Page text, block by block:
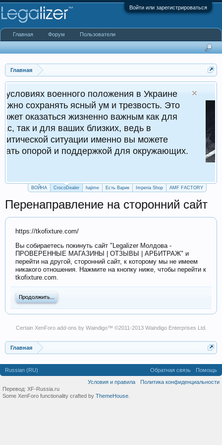
Войти или зарегистрироваться
Главная
положения в Украине
ум и трезвость. Это
важным как для
близких, ведь в
именно вы можете
для окружающих.
ВОЙНА CrocoDealer hajime Есть Варик Imperia Shop AMF FACTORY
Перенаправление на сторонний сайт
https://tkofixture.com/
Вы собираетесь покинуть сайт "Legalizer Молдова -
ПРОВЕРЕННЫЕ МАГАЗИНЫ | ОТЗЫВЫ | АРБИТРАЖ" и
перейти на другой, сторонний сайт, к которому мы не имеем
никакого отношения. Нажмите на кнопку ниже, чтобы перейти к
tkofixture.com.
Продолжить...
Certain XenForo add-ons by Waindigo™ ©2011-2013 Waindigo Enterprises Ltd.
Главная
Главная Форум Пользователи
Russian (RU) Обратная связь
Помощь
Условия и правила
Политика конфиденциальности
Перевод: XF-Russia.ru
Some XenForo functionality crafted by ThemeHouse